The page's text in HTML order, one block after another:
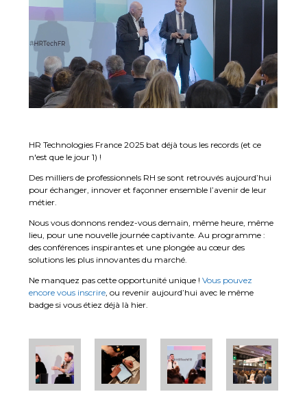
HR Technologies France 2025 bat déjà tous les records (et ce
n'est que le jour 1) !
Des milliers de professionnels RH se sont retrouvés aujourd’hui
pour échanger, innover et façonner ensemble l’avenir de leur
métier.
Nous vous donnons rendez-vous demain, même heure, même
lieu, pour une nouvelle journée captivante. Au programme :
des conférences inspirantes et une plongée au cœur des
solutions les plus innovantes du marché.
Ne manquez pas cette opportunité unique !Vous pouvez
encore vous inscrire, ou revenir aujourd’hui avec le même
badge si vous étiez déjà là hier.